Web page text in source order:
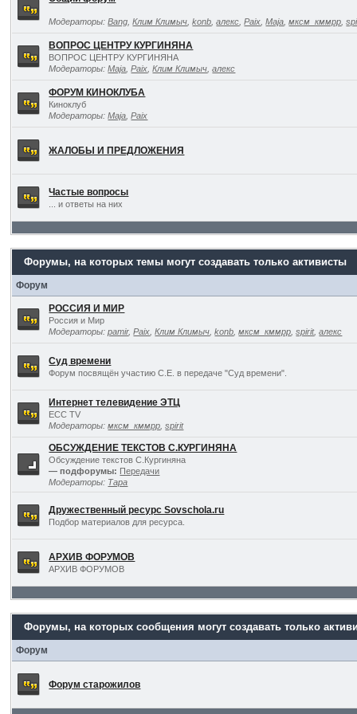
Модераторы:Bang ,Клим Климыч ,konb ,алекс ,Paix ,Maja ,мксм_кммрр ,
ВОПРОС ЦЕНТРУ КУРГИНЯНА
ВОПРОС ЦЕНТРУ КУРГИНЯНА
Модераторы:Maja ,Paix ,Клим Климыч ,алекс
ФОРУМ КИНОКЛУБА
Киноклуб
Модераторы:Maja ,Paix
ЖАЛОБЫ И ПРЕДЛОЖЕНИЯ
Частые вопросы
... и ответы на них
Форумы, на которых темы могут создавать только активисты
Форум
РОССИЯ И МИР
Россия и Мир
Модераторы:pamir,Paix ,Клим Климыч ,konb ,мксм_кммрр ,spirit,алекс
Суд времени
Форум посвящён участию С.Е. в передаче "Суд времени".
Интернет телевидение ЭТЦ
ECC TV
Модераторы:мксм_кммрр ,spirit
ОБСУЖДЕНИЕ ТЕКСТОВ С.КУРГИНЯНА
Обсуждение текстов С.Кургиняна
— подфорумы: Передачи
Модераторы: Тара
Дружественный ресурс Sovschola.ru
Подбор материалов для ресурса.
АРХИВ ФОРУМОВ
АРХИВ ФОРУМОВ
Форумы, на которых сообщения могут создавать только
Форум
Форум старожилов